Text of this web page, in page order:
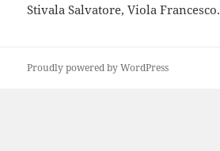
Stivala Salvatore, Viola Francesco.
Proudly powered by WordPress